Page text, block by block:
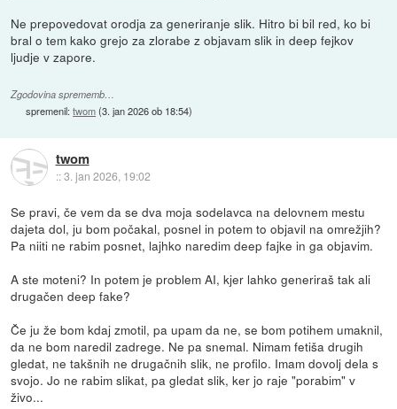
Ne prepovedovat orodja za generiranje slik. Hitro bi bil red, ko bi
bral o tem kako grejo za zlorabe z objavam slik in deep fejkov
ljudje v zapore.
Zgodovina sprememb…
spremenil:twom(3. jan 2026 ob 18:54)
twom
::3. jan 2026, 19:02
Se pravi, če vem da se dva moja sodelavca na delovnem mestu
dajeta dol, ju bom počakal, posnel in potem to objavil na omrežjih?
Pa niiti ne rabim posnet, lajhko naredim deep fajke in ga objavim.
A ste moteni? In potem je problem AI, kjer lahko generiraš tak ali
drugačen deep fake?
Če ju že bom kdaj zmotil, pa upam da ne, se bom potihem umaknil,
da ne bom naredil zadrege. Ne pa snemal. Nimam fetiša drugih
gledat, ne takšnih ne drugačnih slik, ne profilo. Imam dovolj dela s
svojo. Jo ne rabim slikat, pa gledat slik, ker jo raje "porabim" v
živo...